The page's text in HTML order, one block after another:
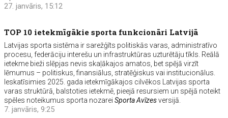
27. janvāris, 15:12
TOP 10 ietekmīgākie sporta funkcionāri Latvijā
Latvijas sporta sistēma ir sarežģīts politiskās varas, administratīvo
procesu, federāciju interešu un infrastruktūras uzturētāju tīkls. Reālā
ietekme bieži slēpjas nevis skaļākajos amatos, bet spējā virzīt
lēmumus – politiskus, finansiālus, stratēģiskus vai institucionālus.
Ieskatīsimies 2025. gada ietekmīgākajos cilvēkos Latvijas sporta
varas struktūrā, balstoties ietekmē, pieejā resursiem un spējā noteikt
spēles noteikumus sporta nozareiSporta Avīzesversijā.
7. janvāris, 9:25